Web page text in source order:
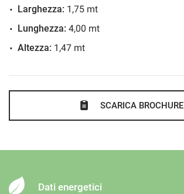
Larghezza: 1,75 mt
Lunghezza: 4,00 mt
Altezza: 1,47 mt
SCARICA BROCHURE
Dati energetici